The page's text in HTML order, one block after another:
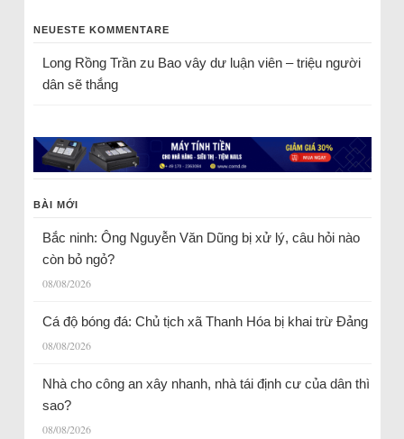
NEUESTE KOMMENTARE
Long Rồng Trầnzu Bao vây dư luận viên – triệu người
dân sẽ thắng
BÀI MỚI
Bắc ninh: Ông Nguyễn Văn Dũng bị xử lý, câu hỏi nào
còn bỏ ngỏ?
08/08/2026
Cá độ bóng đá: Chủ tịch xã Thanh Hóa bị khai trừ Đảng
08/08/2026
Nhà cho công an xây nhanh, nhà tái định cư của dân thì
sao?
08/08/2026